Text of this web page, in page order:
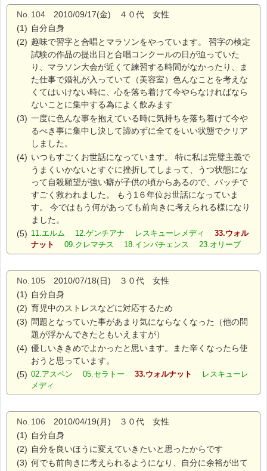
No. 104 2010/09/17(金) ４０代 女性
(1) 自分自身
(2) 趣味で習字と合唱とマラソンをやっています。 習字の検定
試験の作品の提出日と合唱コンクールの日が迫っていた
り、マラソン大会が近くて練習する時間がなかったり、ま
た仕事で婚礼が入っていて（美容室）色んなことを考えな
くてはいけない時に、心を落ち着けて今やらなければなら
ないことに集中する為によく飲みます
(3) 一度に色んな事を抱えている時に気持ちを落ち着けて今や
るべき事に集中し決して諦めずに全てをいい状態でクリア
しました。
(4) いつもすごくお世話になっています。 特に私は完璧主義で
うまくいかないとすぐに挫折してしまって、うつ状態にな
って自殺願望が強い癖が子供の頃からあるので、バッチで
すごく救われました。 もう1６年位お世話になっていま
す。 今ではもう何があっても前向きに考えられる様になり
ました。
(5) 11.エルム 12.ゲンチアナ レスキューレメディ 33.ウォル
ナット
09.クレマチス 18.インパチェンス 23.オリーブ
No. 105 2010/07/18(日) ３０代 女性
(1) 自分自身
(2) 育児中のストレスなどに対応するため
(3) 問題となっていた事があまり気にならなくなった（他の問
題が浮かんできたともいえますが）
(4) 優しいききめでよかったと思います。また辛くなったら使
おうと思っています。
(5) 02.アスペン 05.セラトー 33.ウォルナット
レスキューレ
メディ
No. 106 2010/04/19(月) ３０代 女性
(1) 自分自身
(2) 自分を良いほうに変えていきたいと思ったからです
(3) 何でも前向きに考えられるようになり、自分に余裕が出て